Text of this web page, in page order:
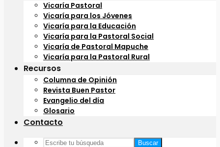
Vicaría Pastoral
Vicaría para los Jóvenes
Vicaría para la Educación
Vicaría para la Pastoral Social
Vicaría de Pastoral Mapuche
Vicaría para la Pastoral Rural
Recursos
Columna de Opinión
Revista Buen Pastor
Evangelio del día
Glosario
Contacto
Buscar